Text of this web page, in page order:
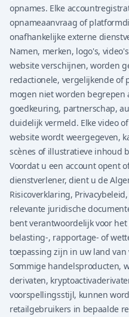
opnames. Elke
opnameaanvraag of
onafhankelijke externe
Namen, merken, logo's,
website verschijnen, worden
redactionele, vergelijkende of
mogen niet worden begrepen
goedkeuring, partnerschap,
duidelijk vermeld. Elke video
website wordt weergegeven,
scènes of illustratieve inhoud
Voordat u een account opent
dienstverlener, dient u de
Risicoverklaring,
relevante juridische
bent verantwoordelijk voor
belasting-, rapportage- of
toepassing zijn in uw land
Sommige handelsproducten,
derivaten,
voorspellingsstijl, kunnen
retailgebruikers in bepaalde